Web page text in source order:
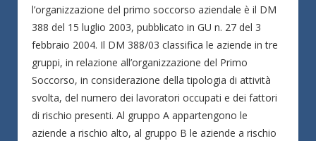
l’organizzazione del primo soccorso aziendale è il DM
388 del 15 luglio 2003, pubblicato in GU n. 27 del 3
febbraio 2004. Il DM 388/03 classifica le aziende in tre
gruppi, in relazione all’organizzazione del Primo
Soccorso, in considerazione della tipologia di attività
svolta, del numero dei lavoratori occupati e dei fattori
di rischio presenti. Al gruppo A appartengono le
aziende a rischio alto, al gruppo B le aziende a rischio